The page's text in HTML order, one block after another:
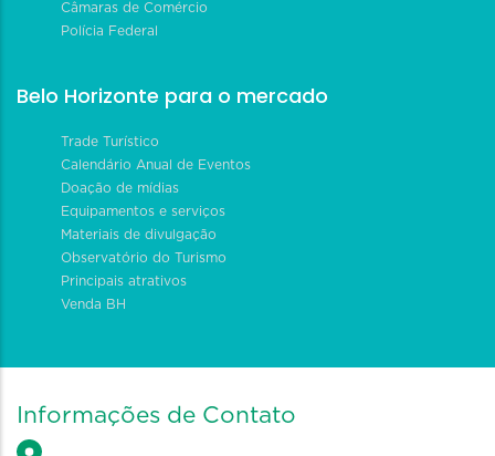
Câmaras de Comércio
Polícia Federal
Belo Horizonte para o mercado
Trade Turístico
Calendário Anual de Eventos
Doação de mídias
Equipamentos e serviços
Materiais de divulgação
Observatório do Turismo
Principais atrativos
Venda BH
Informações de Contato